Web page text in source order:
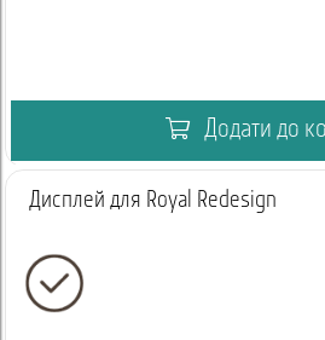
Додати до
Дисплей для Royal Redesign